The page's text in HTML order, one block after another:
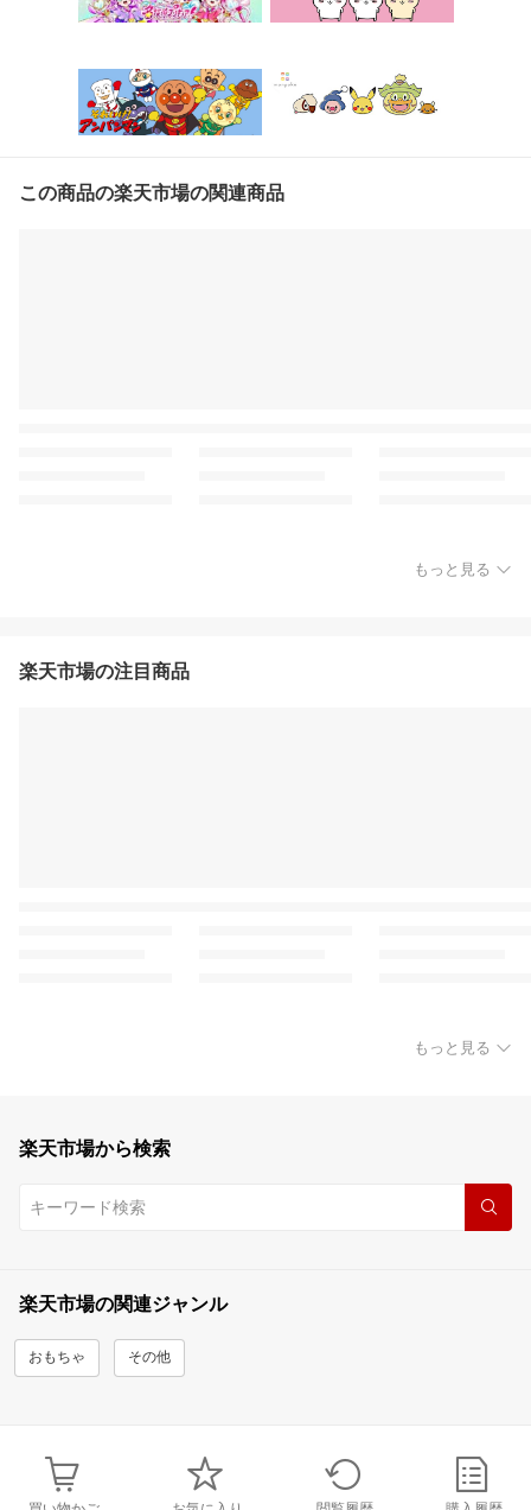
この商品の楽天市場の関連商品
もっと見る
楽天市場の注目商品
もっと見る
楽天市場から検索
楽天市場の関連ジャンル
おもちゃ その他